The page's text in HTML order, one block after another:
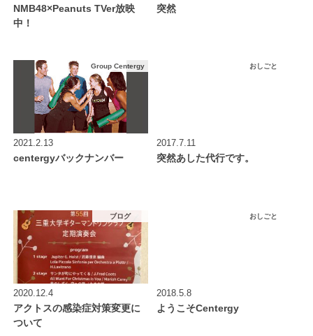
NMB48×Peanuts TVer放映
中！
突然
Group Centergy
2021.2.13
centergyバックナンバー
おしごと
2017.7.11
突然あした代行です。
ブログ
2020.12.4
アクトスの感染症対策変更に
ついて
おしごと
2018.5.8
ようこそCentergy